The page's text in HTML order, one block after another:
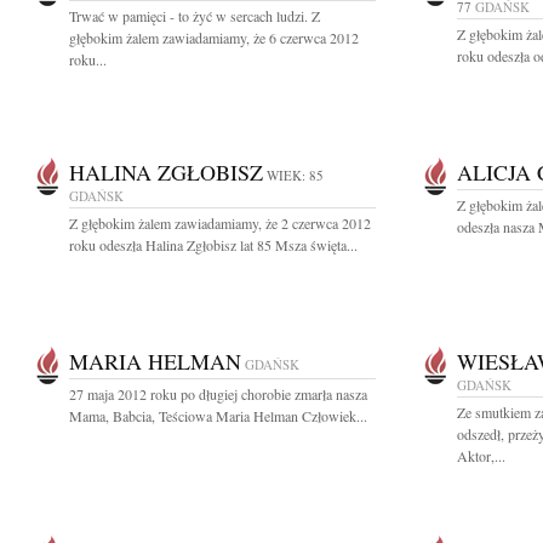
Trwać w pamięci - to żyć w sercach ludzi. Z
głębokim żalem zawiadamiamy, że 6 czerwca 2012
roku...
77 GDAŃSK
Z głębokim
roku odeszła
HALINA ZGŁOBISZ WIEK: 85
GDAŃSK
Z głębokim żalem zawiadamiamy, że 2 czerwca 2012
roku odeszła Halina Zgłobisz lat 85 Msza święta...
ALICJA
Z głębokim
odeszła
MARIA HELMAN GDAŃSK
27 maja 2012 roku po długiej chorobie zmarła nasza
Mama, Babcia, Teściowa Maria Helman Człowiek...
GDAŃSK
Ze smutkiem
odszedł,
Aktor,...